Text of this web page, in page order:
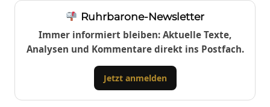
Ruhrbarone-Newsletter
Immer informiert bleiben: Aktuelle Texte,
Analysen und Kommentare direkt ins Postfach.
Jetzt anmelden